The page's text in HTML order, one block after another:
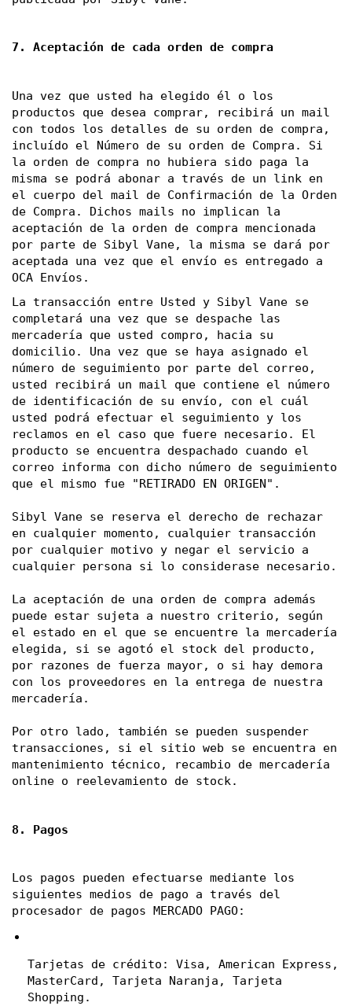
7. Aceptación de cada orden de compra
Una vez que usted ha elegido él o los
productos que desea comprar, recibirá un mail
con todos los detalles de su orden de compra,
incluído el Número de su orden de Compra. Si
la orden de compra no hubiera sido paga la
misma se podrá abonar a través de un link en
el cuerpo del mail de Confirmación de la Orden
de Compra. Dichos mails no implican la
aceptación de la orden de compra mencionada
por parte de Sibyl Vane, la misma se dará por
aceptada una vez que el envío es entregado a
OCA Envíos.
La transacción entre Usted y Sibyl Vane se
completará una vez que se despache las
mercadería que usted compro, hacia su
domicilio. Una vez que se haya asignado el
número de seguimiento por parte del correo,
usted recibirá un mail que contiene el número
de identificación de su envío, con el cuál
usted podrá efectuar el seguimiento y los
reclamos en el caso que fuere necesario. El
producto se encuentra despachado cuando el
correo informa con dicho número de seguimiento
que el mismo fue "RETIRADO EN ORIGEN".
Sibyl Vane se reserva el derecho de rechazar
en cualquier momento, cualquier transacción
por cualquier motivo y negar el servicio a
La aceptación de una orden de compra además
puede estar sujeta a nuestro criterio, según
el estado en el que se encuentre la mercadería
elegida, si se agotó el stock del producto,
por razones de fuerza mayor, o si hay demora
con los proveedores en la entrega de nuestra
mercadería.
Por otro lado, también se pueden suspender
transacciones, si el sitio web se encuentra en
mantenimiento técnico, recambio de mercadería
online o reelevamiento de stock.
8. Pagos
Los pagos pueden efectuarse mediante los
siguientes medios de pago a través del
procesador de pagos MERCADO PAGO:
Tarjetas de crédito: Visa, American Express,
MasterCard, Tarjeta Naranja, Tarjeta
Shopping.